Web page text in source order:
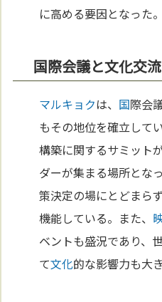
に高める要因となった。
国際会議と文化交
マルキョクは、 国際会
もその地位を確立して
構築に関するサミット
ダーが集まる場所とな
策決定の場にとどまら
機能している。また、
ベントも盛況であり、
て文化的な影響力も大